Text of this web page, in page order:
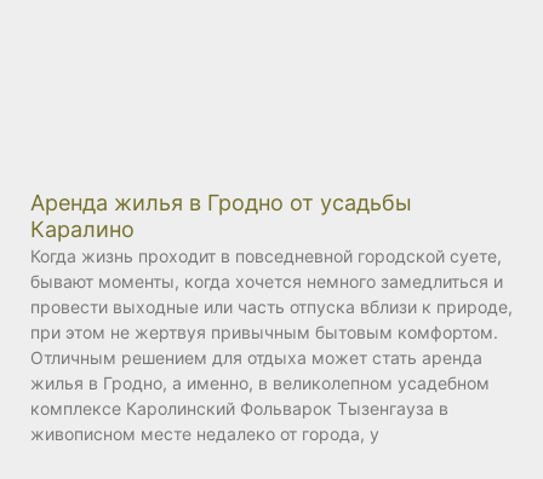
Аренда жилья в Гродно от усадьбы
Каралино
Когда жизнь проходит в повседневной городской суете,
бывают моменты, когда хочется немного замедлиться и
провести выходные или часть отпуска вблизи к природе,
при этом не жертвуя привычным бытовым комфортом.
Отличным решением для отдыха может стать аренда
жилья в Гродно, а именно, в великолепном усадебном
комплексе Каролинский Фольварок Тызенгауза в
живописном месте недалеко от города, у